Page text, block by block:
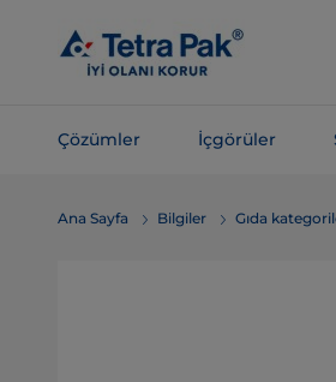
içeriğe
Çözümler İçgörüler
atlaAna Sayfa Bilgiler Gıda